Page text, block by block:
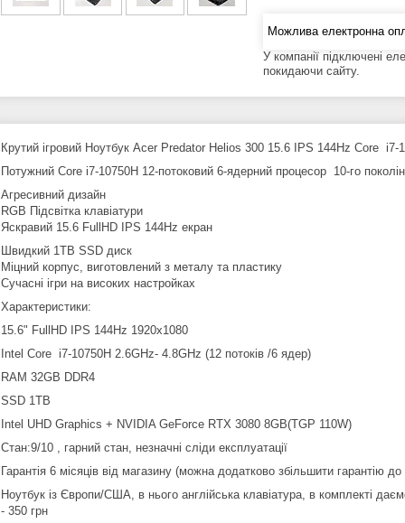
У компанії підключені
покидаючи сайту.
Крутий ігровий Ноутбук Acer Predator Helios 300 15.6 IPS 144Hz Core
Потужний Core i7-10750H 12-потоковий 6-ядерний процесор 10-го
Агресивний дизайн
RGB Підсвітка клавіатури
Яскравий 15.6 FullHD IPS 144Hz екран
Швидкий 1TB SSD диск
Міцний корпус, виготовлений з металу та пластику
Сучасні ігри на високих настройках
Характеристики:
15.6" FullHD IPS 144Hz 1920x1080
Intel Core i7-10750H 2.6GHz- 4.8GHz (12 потоків /6 ядер)
RAM 32GB DDR4
SSD 1TB
Intel UHD Graphics + NVIDIA GeForce RTX 3080 8GB(TGP 110W)
Стан:9/10 , гарний стан, незначні сліди експлуатації
Гарантія 6 місяців від магазину (можна додатково збільшити гарантію до
Ноутбук із Європи/США, в нього англійська клавіатура, в комплекті
- 350 грн